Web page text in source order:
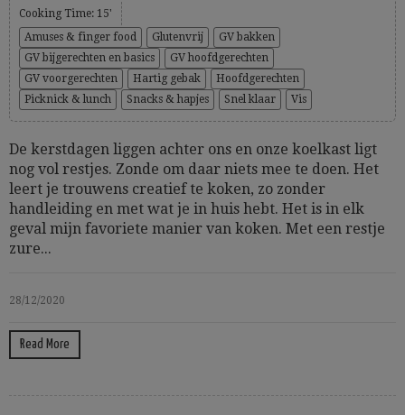
Cooking Time: 15'
Amuses & finger food
Glutenvrij
GV bakken
GV bijgerechten en basics
GV hoofdgerechten
GV voorgerechten
Hartig gebak
Hoofdgerechten
Picknick & lunch
Snacks & hapjes Snel klaar Vis
De kerstdagen liggen achter ons en onze koelkast ligt
nog vol restjes. Zonde om daar niets mee te doen. Het
leert je trouwens creatief te koken, zo zonder
handleiding en met wat je in huis hebt. Het is in elk
geval mijn favoriete manier van koken. Met een restje
zure...
28/12/2020
Read More